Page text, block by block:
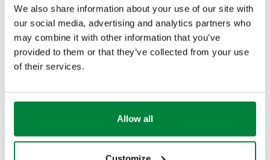
We also share information about your use of our site with
our social media, advertising and analytics partners who
may combine it with other information that you’ve
provided to them or that they’ve collected from your use
of their services.
Allow all
DESSINS ET SPÉCIFICATIONS
Code
Raccord radiateur
G 1/2" A (ISO 228-
entrée
23 p. 1,5
sortie
m³/h